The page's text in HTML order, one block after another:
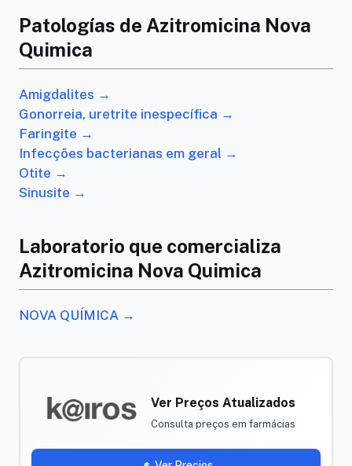
Patologías de Azitromicina Nova
Quimica
Amigdalites →
Gonorreia, uretrite inespecífica →
Faringite →
Infecções bacterianas em geral →
Otite →
Sinusite →
Laboratorio que comercializa
Azitromicina Nova Quimica
NOVA QUÍMICA →
Ver Preços Atualizados
Consulta preços em farmácias